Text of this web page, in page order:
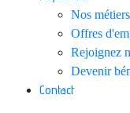
Nos métiers
Offres
Rejoignez
Devenir
Contact